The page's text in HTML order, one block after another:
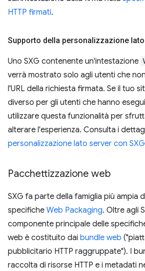
HTTP firmati.
Supporto della personalizzazione
Uno SXG contenente un'intestazione
verrà mostrato solo agli utenti che
l'URL della richiesta firmata. Se il tuo
diverso per gli utenti che hanno
utilizzare questa funzionalità per
alterare l'esperienza. Consulta i
personalizzazione lato server con
Pacchettizzazione web
SXG fa parte della famiglia più ampia
specifiche Web Packaging. Oltre agli
componente principale delle
web è costituito dai bundle web
pubblicitario HTTP raggruppate"). I
raccolta di risorse HTTP e i metadati